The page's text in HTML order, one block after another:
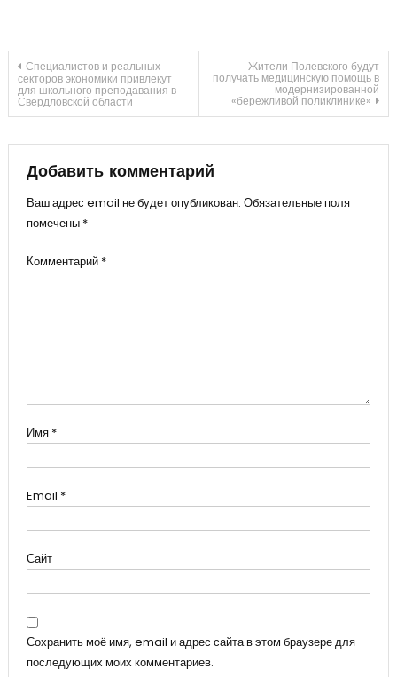
Навигация
по
записям
Специалистов и реальных
секторов экономики привлекут
для школьного преподавания в
Свердловской области
Жители Полевского будут
получать медицинскую помощь в
модернизированной
«бережливой поликлинике»
Добавить комментарий
Ваш адрес email не будет опубликован. Обязательные поля
помечены *
Комментарий *
Имя *
Email *
Сайт
Сохранить моё имя, email и адрес сайта в этом браузере для
последующих моих комментариев.